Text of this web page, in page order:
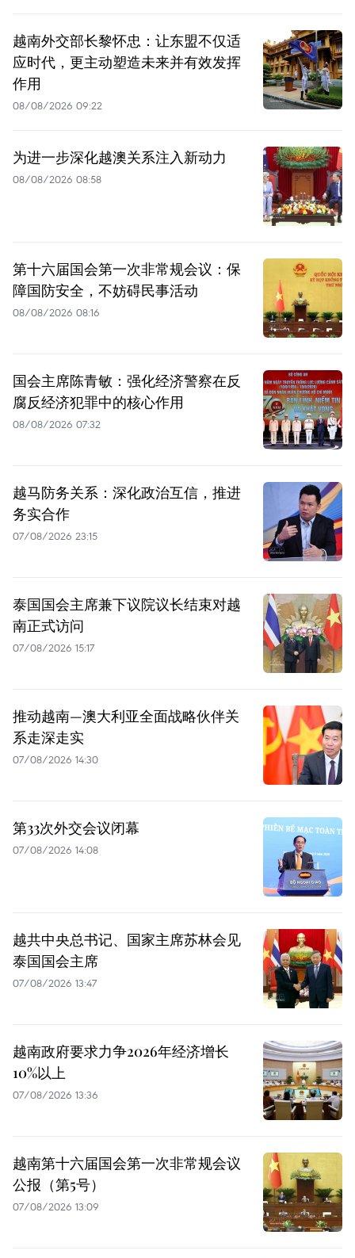
越南外交部长黎怀忠：让东盟不仅适
应时代，更主动塑造未来并有效发挥
作用
08/08/2026 09:22
为进一步深化越澳关系注入新动力
08/08/2026 08:58
第十六届国会第一次非常规会议：保
障国防安全，不妨碍民事活动
08/08/2026 08:16
国会主席陈青敏：强化经济警察在反
腐反经济犯罪中的核心作用
08/08/2026 07:32
越马防务关系：深化政治互信，推进
务实合作
07/08/2026 23:15
泰国国会主席兼下议院议长结束对越
南正式访问
07/08/2026 15:17
推动越南—澳大利亚全面战略伙伴关
系走深走实
07/08/2026 14:30
第33次外交会议闭幕
07/08/2026 14:08
越共中央总书记、国家主席苏林会见
泰国国会主席
07/08/2026 13:47
越南政府要求力争2026年经济增长
10%以上
07/08/2026 13:36
越南第十六届国会第一次非常规会议
公报（第5号）
07/08/2026 13:09